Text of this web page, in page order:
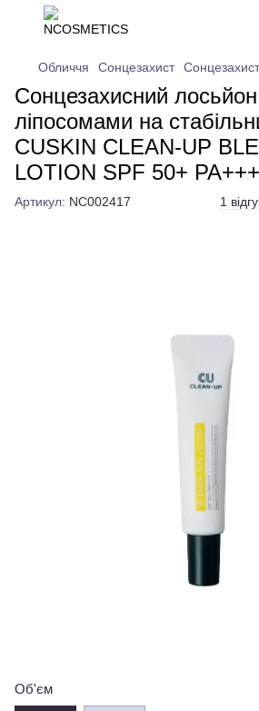
Обличчя Сонцезахист
Сонцезахисний
ліпосомами на
CUSKIN CLEAN-UP
LOTION SPF 50+
Артикул: NC002417 1
Об'єм